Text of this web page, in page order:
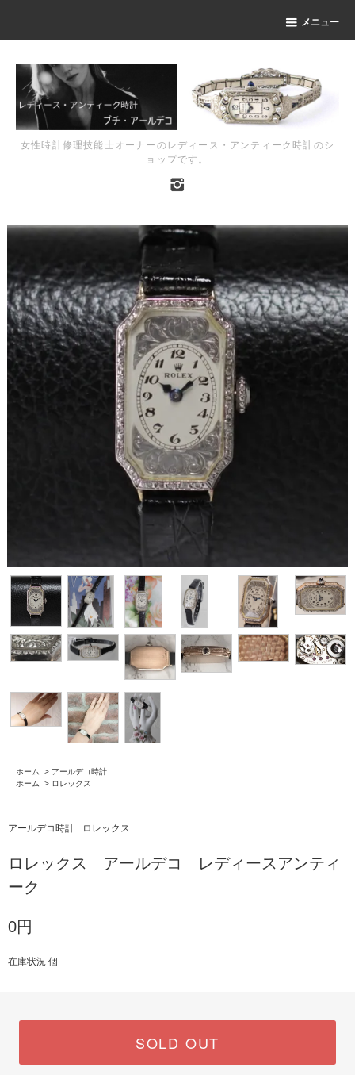
メニュー
女性時計修理技能士オーナーのレディース・アンティーク時計のシ
ョップです。
ホーム > アールデコ時計
ホーム
> ロレックス
アールデコ時計 ロレックス
ロレックス アールデコ レディースアンティ
ーク
0円
在庫状況 個
SOLD OUT